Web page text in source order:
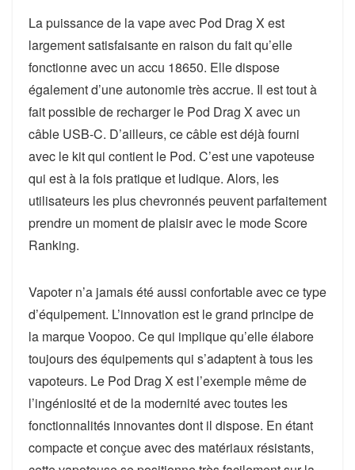
La puissance de la vape avec Pod Drag X est
largement satisfaisante en raison du fait qu’elle
fonctionne avec un accu 18650. Elle dispose
également d’une autonomie très accrue. Il est tout à
fait possible de recharger le Pod Drag X avec un
câble USB-C. D’ailleurs, ce câble est déjà fourni
avec le kit qui contient le Pod. C’est une vapoteuse
qui est à la fois pratique et ludique. Alors, les
utilisateurs les plus chevronnés peuvent parfaitement
prendre un moment de plaisir avec le mode Score
Ranking.
Vapoter n’a jamais été aussi confortable avec ce type
d’équipement. L’innovation est le grand principe de
la marque Voopoo. Ce qui implique qu’elle élabore
toujours des équipements qui s’adaptent à tous les
vapoteurs. Le Pod Drag X est l’exemple même de
l’ingéniosité et de la modernité avec toutes les
fonctionnalités innovantes dont il dispose. En étant
compacte et conçue avec des matériaux résistants,